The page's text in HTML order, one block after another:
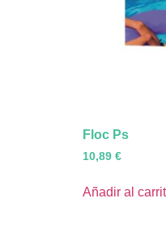
Floc Ps
10,89 €
Añadir al